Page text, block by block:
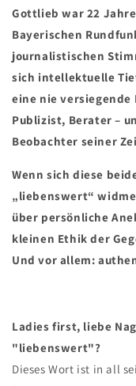
Gottlieb war 22
Bayerischen
journalistischen
sich intellektuelle
eine nie
Publizist, Berater –
Beobachter seiner
Wenn sich diese
„liebenswert“
über persönliche
kleinen Ethik der
Und vor allem:
Ladies first, liebe
"liebenswert"?
Dieses Wort ist in all